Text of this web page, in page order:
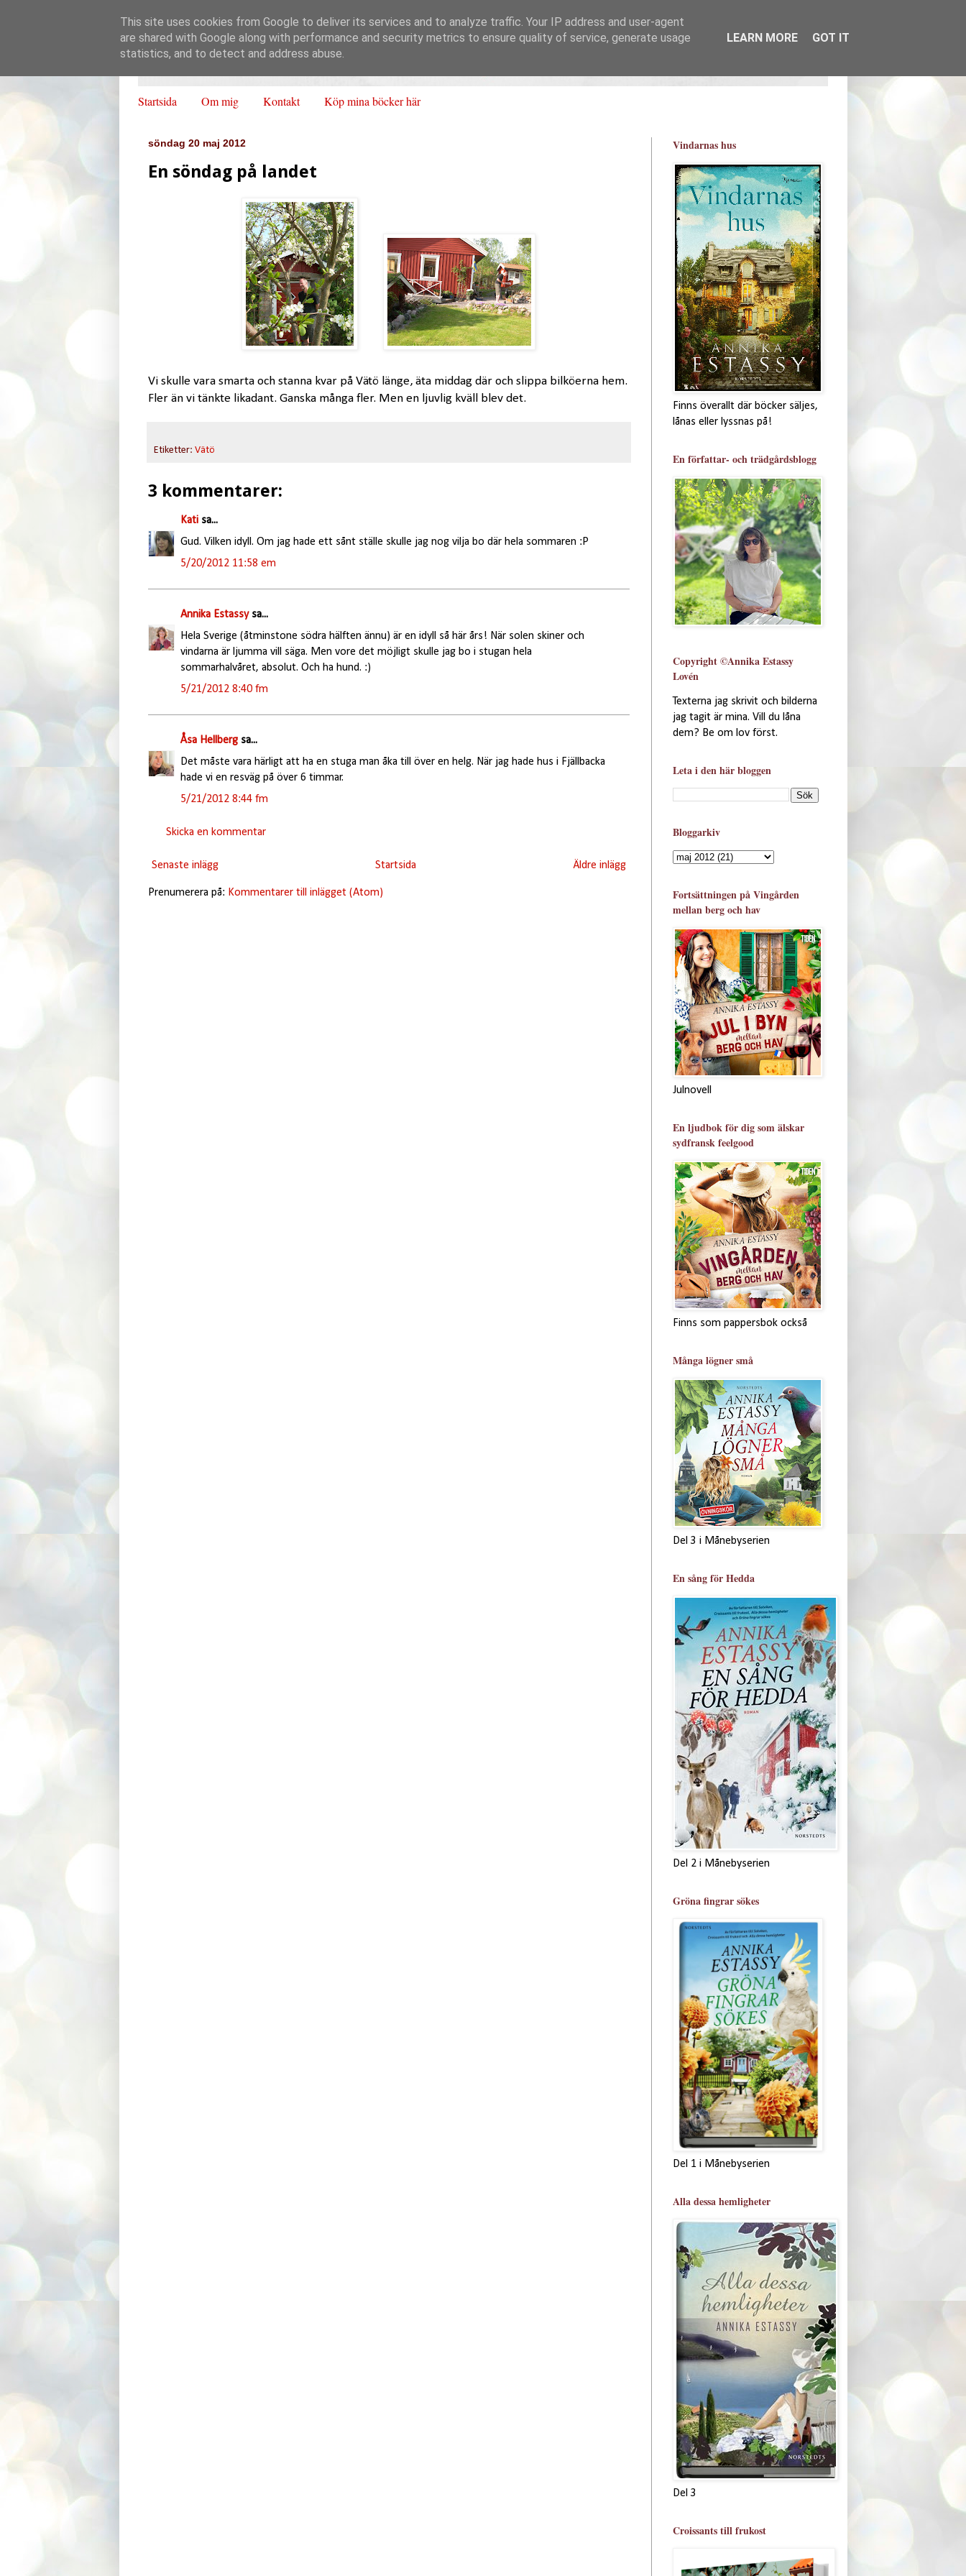
Startsida Om mig Kontakt Köp mina böcker här
söndag 20 maj 2012
En söndag på landet
Vi skulle vara smarta och stanna kvar på Vätö länge, äta middag där och slippa bilköerna hem.
Fler än vi tänkte likadant. Ganska många fler. Men en ljuvlig kväll blev det.
Etiketter: Vätö
3 kommentarer:
Katisa...
Gud. Vilken idyll. Om jag hade ett sånt ställe skulle jag nog vilja bo där hela sommaren :P
5/20/2012 11:58 em
Annika Estassysa...
Hela Sverige (åtminstone södra hälften ännu) är en idyll så här års! När solen skiner och
vindarna är ljumma vill säga. Men vore det möjligt skulle jag bo i stugan hela
sommarhalvåret, absolut. Och ha hund. :)
5/21/2012 8:40 fm
Åsa Hellbergsa...
Det måste vara härligt att ha en stuga man åka till över en helg. När jag hade hus i Fjällbacka
hade vi en resväg på över 6 timmar.
5/21/2012 8:44 fm
Skicka en kommentar
Senaste inlägg Äldre inlägg
Startsida
Prenumerera på: Kommentarer till inlägget (Atom)
Vindarnas hus
Finns överallt där böcker säljes,
lånas eller lyssnas på!
En författar- och trädgårdsblogg
Copyright ©Annika Estassy
Lovén
Texterna jag skrivit och bilderna
jag tagit är mina. Vill du låna
dem? Be om lov först.
Leta i den här bloggen
Bloggarkiv
Fortsättningen på Vingården
mellan berg och hav
Julnovell
En ljudbok för dig som älskar
sydfransk feelgood
Finns som pappersbok också
Många lögner små
Del 3 i Månebyserien
En sång för Hedda
Del 2 i Månebyserien
Gröna fingrar sökes
Del 1 i Månebyserien
Alla dessa hemligheter
Del 3
Croissants till frukost
This site uses cookies from Google to deliver its services and to analyze traffic. Your IP address and user-agent
are shared with Google along with performance and security metrics to ensure quality of service, generate usage
statistics, and to detect and address abuse.
LEARN MORE GOT IT